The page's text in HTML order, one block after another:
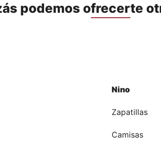
podemos ofrecerte
Nino
Zapatillas
Camisas